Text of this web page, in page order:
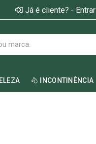
Já é cliente? - Entrar
INCONTINÊNCIA